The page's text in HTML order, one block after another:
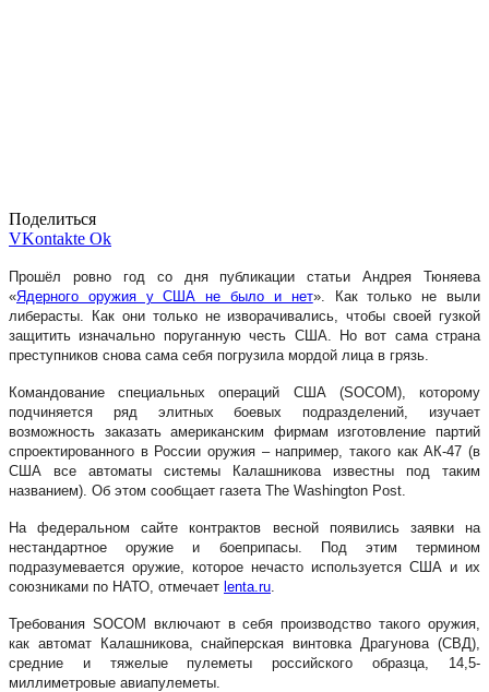
Поделиться
VKontakte Ok
Прошёл ровно год со дня публикации статьи Андрея Тюняева
«Ядерного оружия у США не было и нет». Как только не выли
либерасты. Как они только не изворачивались, чтобы своей гузкой
защитить изначально поруганную честь США. Но вот сама страна
преступников снова сама себя погрузила мордой лица в грязь.
Командование специальных операций США (SOCOM), которому
подчиняется ряд элитных боевых подразделений, изучает
возможность заказать американским фирмам изготовление партий
спроектированного в России оружия – например, такого как АК-47 (в
США все автоматы системы Калашникова известны под таким
названием). Об этом сообщает газета The Washington Post.
На федеральном сайте контрактов весной появились заявки на
нестандартное оружие и боеприпасы. Под этим термином
подразумевается оружие, которое нечасто используется США и их
союзниками по НАТО, отмечает lenta.ru
Требования SOCOM включают в себя производство такого оружия,
как автомат Калашникова, снайперская винтовка Драгунова (СВД),
средние и тяжелые пулеметы российского образца, 14,5-
миллиметровые авиапулеметы.